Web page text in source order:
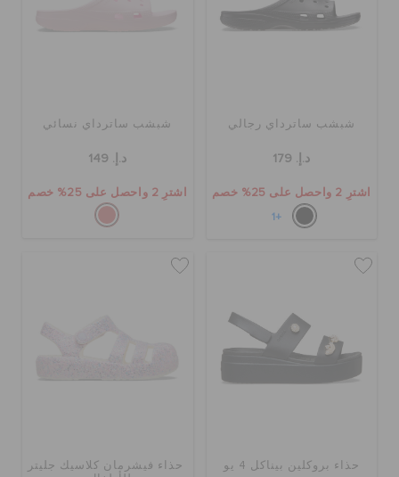
شبشب ساترداي رجالي
د.إ. 179
اشترِ 2 واحصل على 25% خصم
+1
شبشب ساترداي نسائي
د.إ. 149
اشترِ 2 واحصل على 25% خصم
حذاء بروكلين بيناكل 4 يو
حذاء فيشرمان كلاسيك جليتر